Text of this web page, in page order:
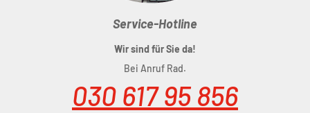
Service-Hotline
Wir sind für Sie da!
Bei Anruf Rad.
030 617 95 856